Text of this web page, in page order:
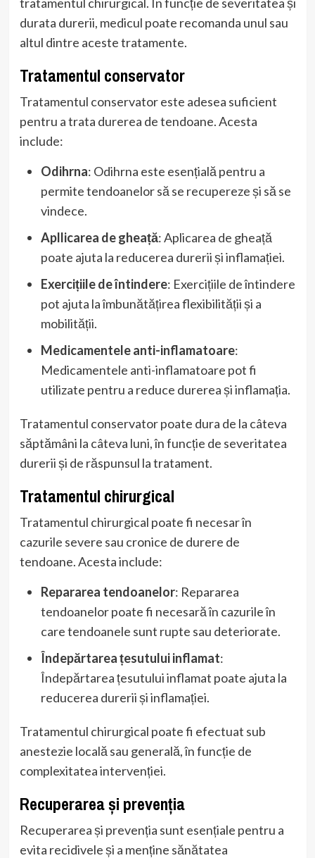
durata durerii, medicul poate recomanda unul sau
altul dintre aceste tratamente.
Tratamentul conservator
Tratamentul conservator este adesea suficient
pentru a trata durerea de tendoane. Acesta
include:
Odihrna: Odihrna este esențială pentru a
permite tendoanelor să se recupereze și să se
vindece.
Apllicarea de gheață: Aplicarea de gheață
poate ajuta la reducerea durerii și inflamației.
Exercițiile de întindere: Exercițiile de întindere
pot ajuta la îmbunătățirea flexibilității și a
mobilității.
Medicamentele anti-inflamatoare:
Medicamentele anti-inflamatoare pot fi
utilizate pentru a reduce durerea și inflamația.
Tratamentul conservator poate dura de la câteva
săptămâni la câteva luni, în funcție de severitatea
durerii și de răspunsul la tratament.
Tratamentul chirurgical
Tratamentul chirurgical poate fi necesar în
cazurile severe sau cronice de durere de
tendoane. Acesta include:
Repararea tendoanelor: Repararea
tendoanelor poate fi necesară în cazurile în
care tendoanele sunt rupte sau deteriorate.
Îndepărtarea țesutului inflamat:
Îndepărtarea țesutului inflamat poate ajuta la
reducerea durerii și inflamației.
Tratamentul chirurgical poate fi efectuat sub
anestezie locală sau generală, în funcție de
complexitatea intervenției.
Recuperarea și prevenția
Recuperarea și prevenția sunt esențiale pentru a
evita recidivele și a menține sănătatea